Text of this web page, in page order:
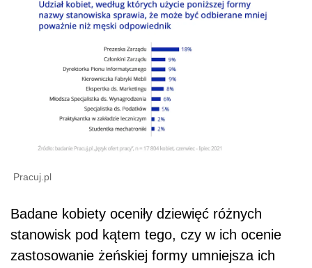
Pracuj.pl
Badane kobiety oceniły dziewięć różnych
stanowisk pod kątem tego, czy w ich ocenie
zastosowanie żeńskiej formy umniejsza ich